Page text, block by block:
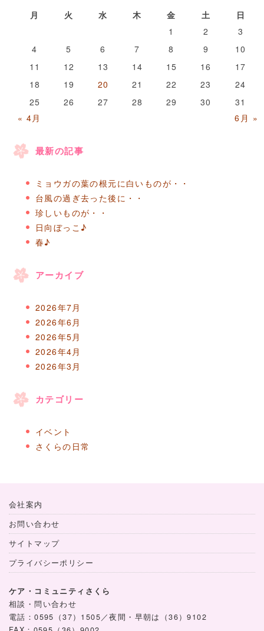
月
火 水 木 金 土 日
« 4月 6月 »
1 2
3
4
5 6 7 8 9
10
11
12 13 14 15 16
17
18
19 20 21 22 23
24
25
26 27 28 29 30 31
最新の記事
ミョウガの葉の根元に白いものが・・
台風の過ぎ去った後に・・
珍しいものが・・
日向ぼっこ♪
春♪
アーカイブ
2026年7月
2026年6月
2026年5月
2026年4月
2026年3月
カテゴリー
イベント
さくらの日常
会社案内
お問い合わせ
サイトマップ
プライバシーポリシー
ケア・コミュニティさくら
相談・問い合わせ
電話：0595（37）1505／夜間・早朝は（36）9102